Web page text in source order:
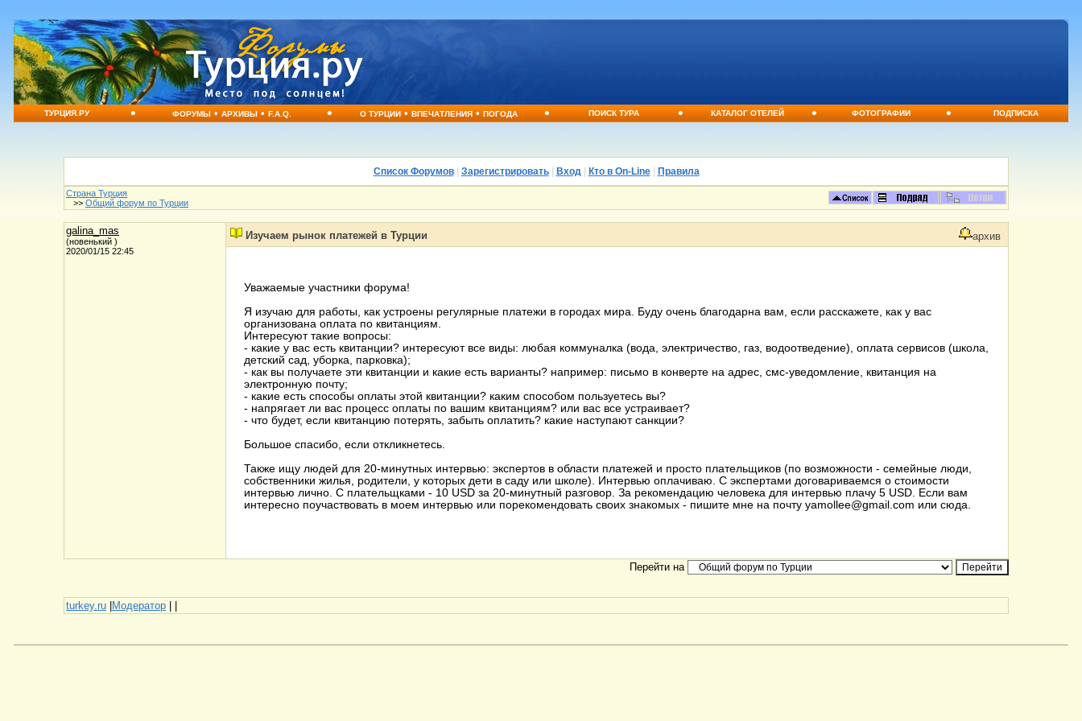
ТУРЦИЯ.РУ • ФОРУМЫ•АРХИВЫ•F.A.Q. • О ТУРЦИИ•ВПЕЧАТЛЕНИЯ•ПОГОДА • ПОИСК ТУРА • КАТАЛОГ ОТЕЛЕЙ • ФОТОГРАФИИ • ПОДПИСКА
Список Форумов| Зарегистрировать| Вход| Кто в On-Line| Правила
Страна Турция
>> Общий форум по Турции
galina_mas
(новенький )
2020/01/15 22:45
Изучаем рынок платежей в Турции архив
Уважаемые участники форума!
Я изучаю для работы, как устроены регулярные платежи в городах мира. Буду очень благодарна вам, если расскажете, как у вас
организована оплата по квитанциям.
Интересуют такие вопросы:
- какие у вас есть квитанции? интересуют все виды: любая коммуналка (вода, электричество, газ, водоотведение), оплата сервисов (школа,
детский сад, уборка, парковка);
- как вы получаете эти квитанции и какие есть варианты? например: письмо в конверте на адрес, смс-уведомление, квитанция на
электронную почту;
- какие есть способы оплаты этой квитанции? каким способом пользуетесь вы?
- напрягает ли вас процесс оплаты по вашим квитанциям? или вас все устраивает?
- что будет, если квитанцию потерять, забыть оплатить? какие наступают санкции?
Большое спасибо, если откликнетесь.
Также ищу людей для 20-минутных интервью: экспертов в области платежей и просто плательщиков (по возможности - семейные люди,
собственники жилья, родители, у которых дети в саду или школе). Интервью оплачиваю. С экспертами договариваемся о стоимости
интервью лично. С плательщками - 10 USD за 20-минутный разговор. За рекомендацию человека для интервью плачу 5 USD. Если вам
интересно поучаствовать в моем интервью или порекомендовать своих знакомых - пишите мне на почту yamollee@gmail.com или сюда.
Перейти на
turkey.ru |Модератор | |